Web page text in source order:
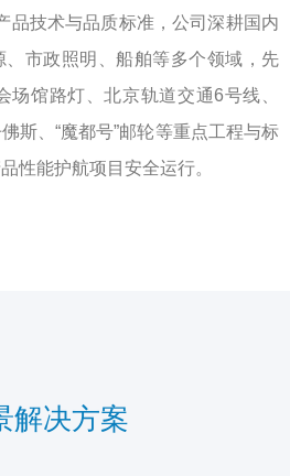
品技术与品质标准，公司深耕国内
市政照明、船舶等多个领域，先
场馆路灯、北京轨道交通6号线、
斯、“魔都号”邮轮等重点工程与标
性能护航项目安全运行。
解决方案